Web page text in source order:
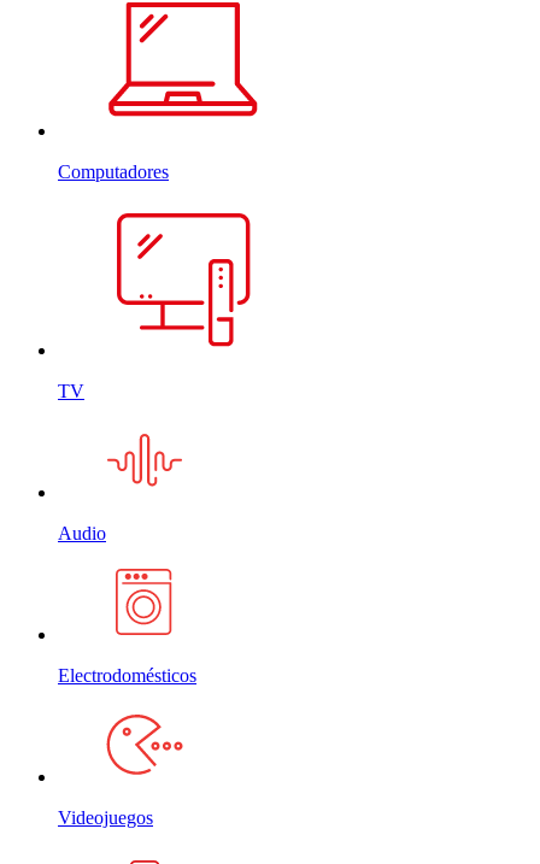
Computadores
TV
Audio
Electrodomésticos
Videojuegos